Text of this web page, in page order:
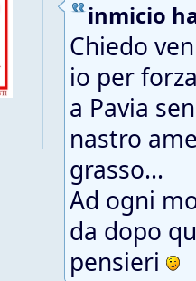
inmicio
Chiedo
io per
a Pavia
nastro
grasso...
Ad ogni
da dopo
pensieri